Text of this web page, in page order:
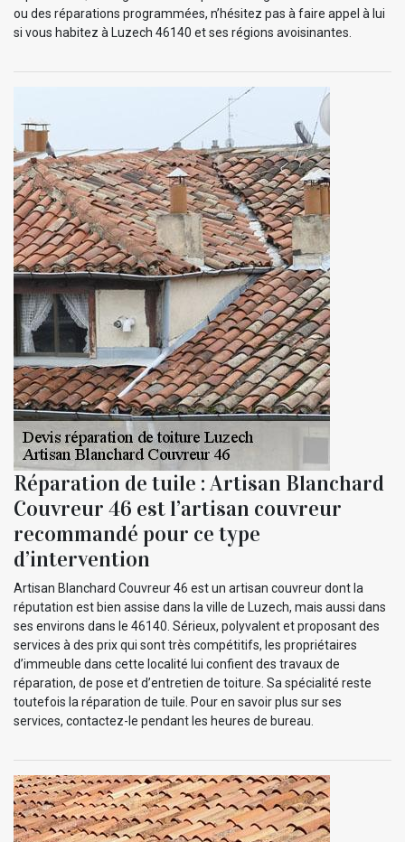
ou des réparations programmées, n’hésitez pas à faire appel à lui
si vous habitez à Luzech 46140 et ses régions avoisinantes.
Réparation de tuile : Artisan Blanchard
Couvreur 46 est l’artisan couvreur
recommandé pour ce type
d’intervention
Artisan Blanchard Couvreur 46 est un artisan couvreur dont la
réputation est bien assise dans la ville de Luzech, mais aussi dans
ses environs dans le 46140. Sérieux, polyvalent et proposant des
services à des prix qui sont très compétitifs, les propriétaires
d’immeuble dans cette localité lui confient des travaux de
réparation, de pose et d’entretien de toiture. Sa spécialité reste
toutefois la réparation de tuile. Pour en savoir plus sur ses
services, contactez-le pendant les heures de bureau.